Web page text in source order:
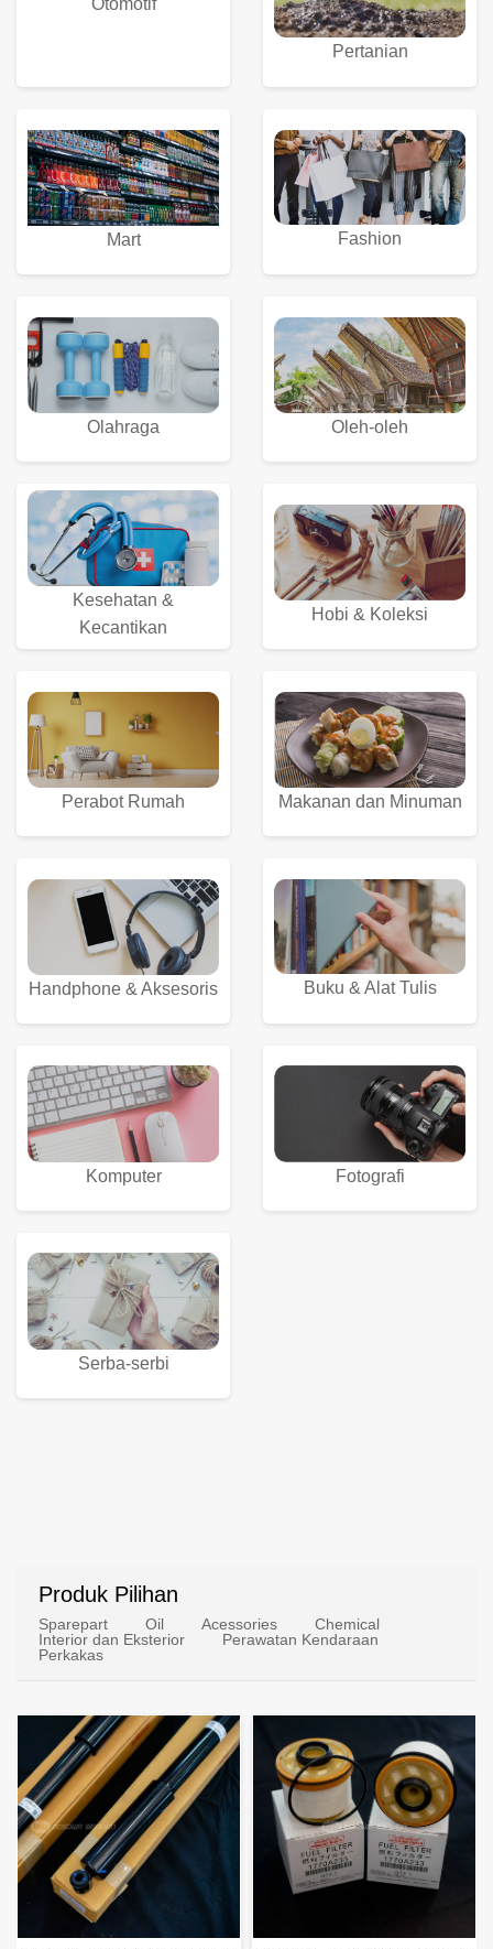
Otomotif
Pertanian
Mart Fashion
Olahraga Oleh-oleh
Kesehatan &
Kecantikan
Hobi & Koleksi
Perabot Rumah Makanan dan Minuman
Handphone & Aksesoris Buku & Alat Tulis
Komputer Fotografi
Serba-serbi
Produk Pilihan
Sparepart Oil Acessories
Chemical
Interior dan Eksterior
Perawatan Kendaraan
Perkakas